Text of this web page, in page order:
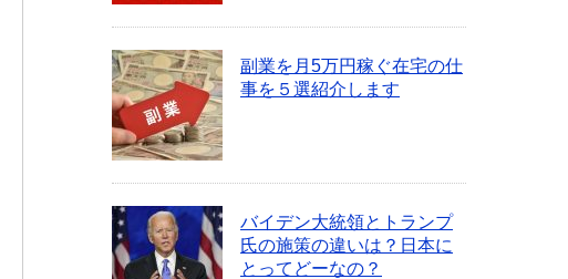
副業を月5万円稼ぐ在宅の仕
事を５選紹介します
バイデン大統領とトランプ
氏の施策の違いは？日本に
とってどーなの？